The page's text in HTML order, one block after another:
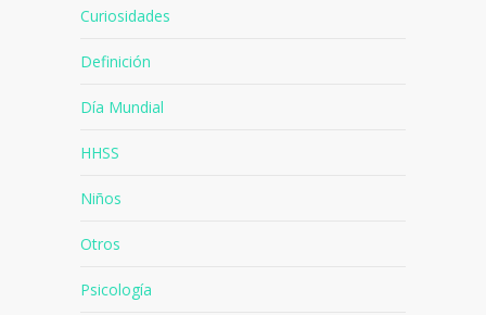
Curiosidades
Definición
Día Mundial
HHSS
Niños
Otros
Psicología